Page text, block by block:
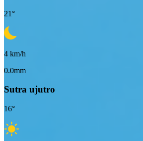
21°
4 km/h
0.0mm
Sutra ujutro
16°